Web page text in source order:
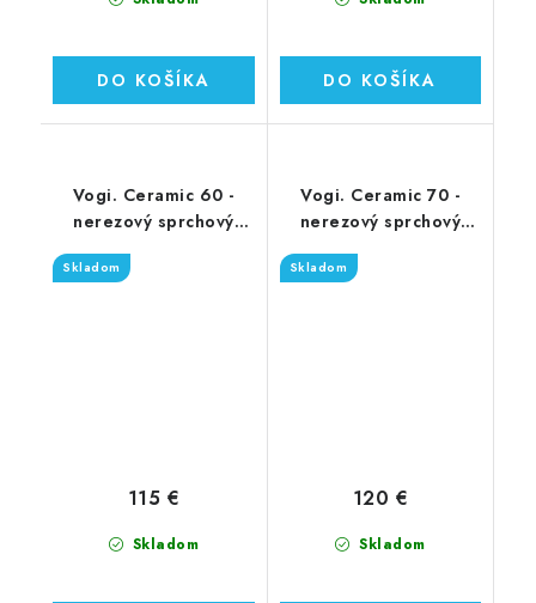
DO KOŠÍKA DO KOŠÍKA
Vogi. Ceramic 60 -
nerezový sprchový
žľab 60 cm (RD60set)
Skladom
Skladom
115 €
Vogi. Ceramic 70 -
nerezový sprchový
žľab 70 cm (RD70set)
Skladom
Skladom
120 €